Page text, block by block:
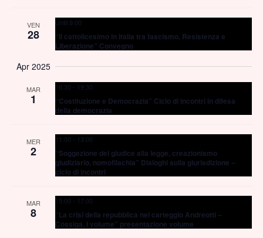
VEN
28
Until 9:00
“Il cattolicesimo in Italia tra fascismo, Resistenza e
Liberazione” Convegno
Apr 2025
MAR
1
16:30 - 19:30
“Costituzione e Democrazia” Ciclo di incontri in difesa
della democrazia
MER
2
11:00 - 13:00
“Soggezione del giudice alla legge, creazionismo
giudiziario, nomofilachia” Dialoghi sulla giurisdizione –
ciclo di incontri
MAR
8
15:00 - 17:00
“La crisi della repubblica nel carteggio Andreotti –
Cossiga, I volume” presentazione volume